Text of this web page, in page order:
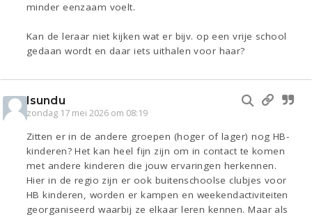
minder eenzaam voelt.
Kan de leraar niet kijken wat er bijv. op een vrije school
gedaan wordt en daar iets uithalen voor haar?
Isundu
zondag 17 mei 2026 om 08:19
Zitten er in de andere groepen (hoger of lager) nog HB-
kinderen? Het kan heel fijn zijn om in contact te komen
met andere kinderen die jouw ervaringen herkennen.
Hier in de regio zijn er ook buitenschoolse clubjes voor
HB kinderen, worden er kampen en weekendactiviteiten
georganiseerd waarbij ze elkaar leren kennen. Maar als